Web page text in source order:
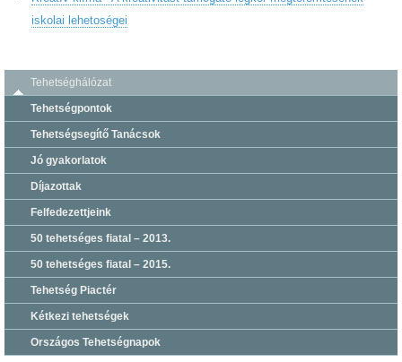
iskolai lehetoségei
Tehetséghálózat
Tehetségpontok
Tehetségsegítő Tanácsok
Jó gyakorlatok
Díjazottak
Felfedezettjeink
50 tehetséges fiatal – 2013.
50 tehetséges fiatal – 2015.
Tehetség Piactér
Kétkezi tehetségek
Országos Tehetségnapok